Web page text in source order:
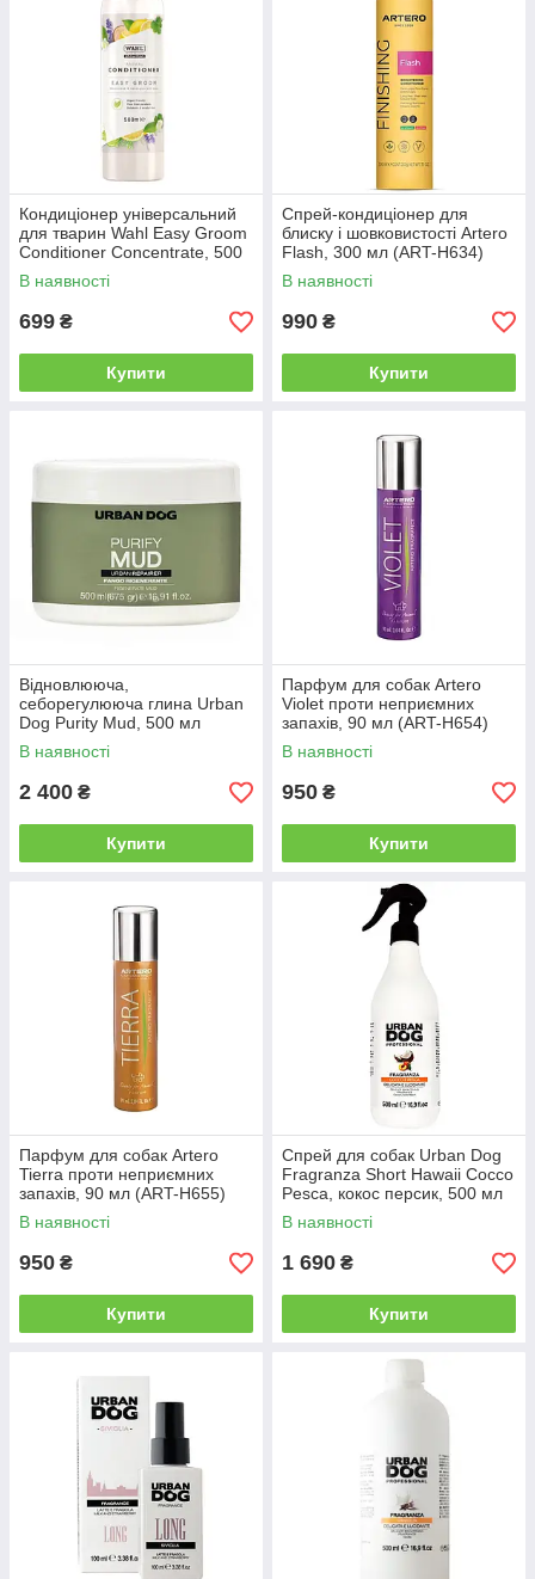
Кондиціонер універсальний
для тварин Wahl Easy Groom
Conditioner Concentrate, 500
мл (ZX485)
В наявності
699 ₴
Купити
Спрей-кондиціонер для
блиску і шовковистості Artero
Flash, 300 мл (ART-H634)
В наявності
990 ₴
Купити
Відновлююча,
себорегулююча глина Urban
Dog Purity Mud, 500 мл
(64513)
В наявності
2 400 ₴
Купити
Парфум для собак Artero
Violet проти неприємних
запахів, 90 мл (ART-H654)
В наявності
950 ₴
Купити
Парфум для собак Artero
Tierra проти неприємних
запахів, 90 мл (ART-H655)
В наявності
950 ₴
Купити
Спрей для собак Urban Dog
Fragranza Short Hawaii Cocco
Pesca, кокос персик, 500 мл
(61116)
В наявності
1 690 ₴
Купити